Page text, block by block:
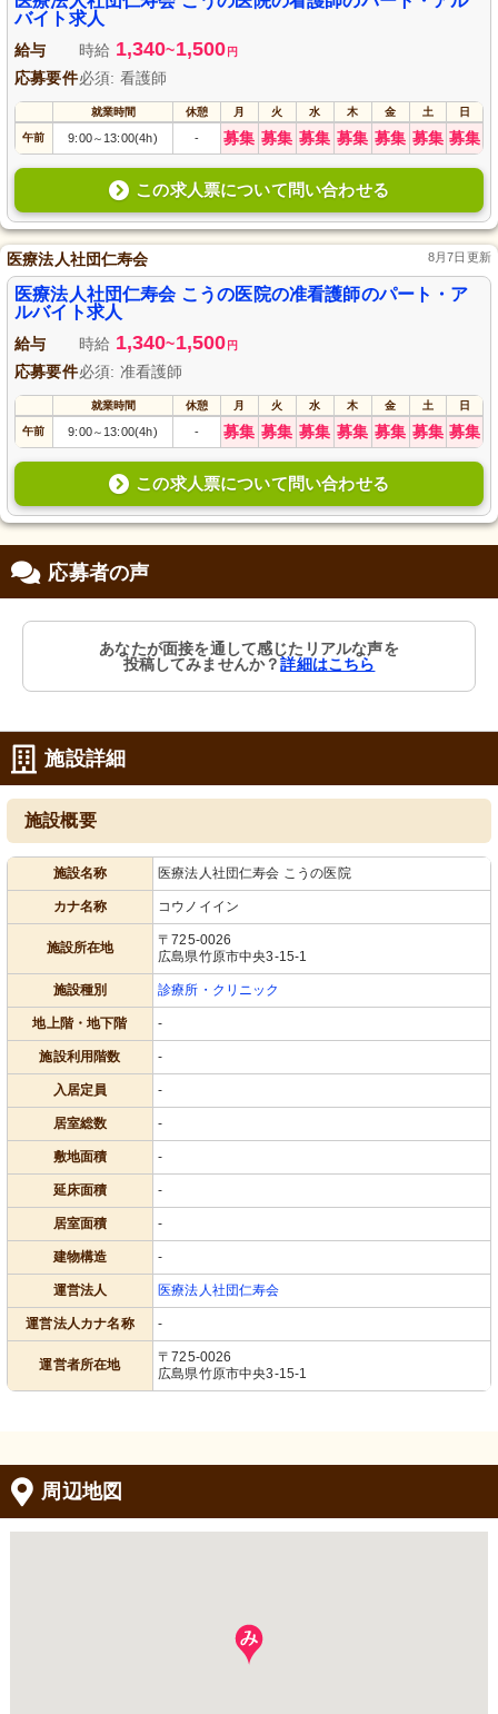
バイト求人
給与 時給 1,340~1,500 円
応募要件必須: 看護師
就業時間 休憩 月 火 水 木 金 土 日
午前 9:00～13:00(4h) - 募集 募集 募集 募集 募集 募集 募集
この求人票について問い合わせる
医療法人社団仁寿会 8月7日更新
医療法人社団仁寿会 こうの医院の准看護師のパート・ア
ルバイト求人
給与 時給 1,340~1,500 円
応募要件必須: 准看護師
就業時間 休憩 月 火 水 木 金 土 日
午前 9:00～13:00(4h) - 募集 募集 募集 募集 募集 募集 募集
この求人票について問い合わせる
応募者の声
あなたが面接を通して感じたリアルな声を
投稿してみませんか？詳細はこちら
施設詳細
施設概要
施設名称 医療法人社団仁寿会 こうの医院
カナ名称 コウノイイン
施設所在地
〒725-0026
広島県竹原市中央3-15-1
施設種別 診療所・クリニック
地上階・地下階 -
施設利用階数 -
入居定員 -
居室総数 -
敷地面積 -
延床面積 -
居室面積 -
建物構造 -
運営法人 医療法人社団仁寿会
運営法人カナ名称 -
運営者所在地
〒725-0026
広島県竹原市中央3-15-1
周辺地図